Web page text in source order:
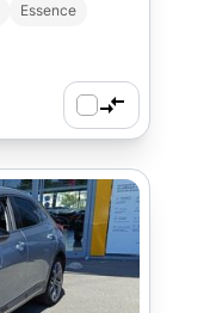
Essence